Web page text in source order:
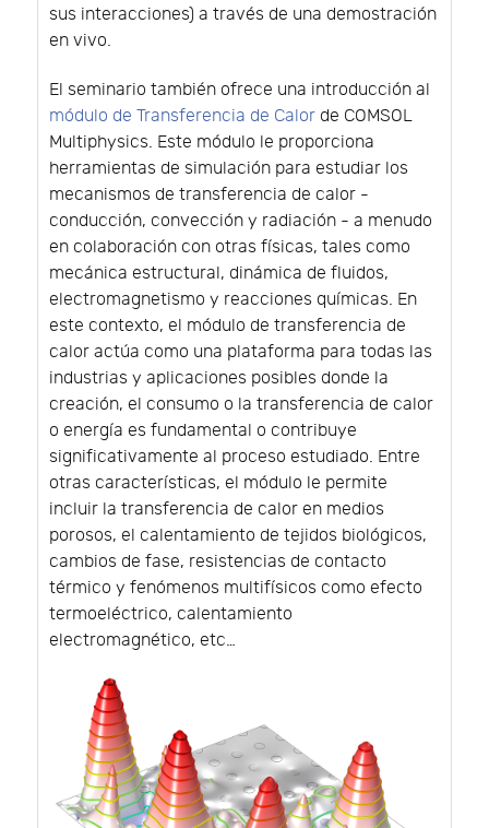
sus interacciones) a través de una demostración
en vivo.
El seminario también ofrece una introducción al
módulo de Transferencia de Calor de COMSOL
Multiphysics. Este módulo le proporciona
herramientas de simulación para estudiar los
mecanismos de transferencia de calor -
conducción, convección y radiación - a menudo
en colaboración con otras físicas, tales como
mecánica estructural, dinámica de fluidos,
electromagnetismo y reacciones químicas. En
este contexto, el módulo de transferencia de
calor actúa como una plataforma para todas las
industrias y aplicaciones posibles donde la
creación, el consumo o la transferencia de calor
o energía es fundamental o contribuye
significativamente al proceso estudiado. Entre
otras características, el módulo le permite
incluir la transferencia de calor en medios
porosos, el calentamiento de tejidos biológicos,
cambios de fase, resistencias de contacto
térmico y fenómenos multifísicos como efecto
termoeléctrico, calentamiento
electromagnético, etc…